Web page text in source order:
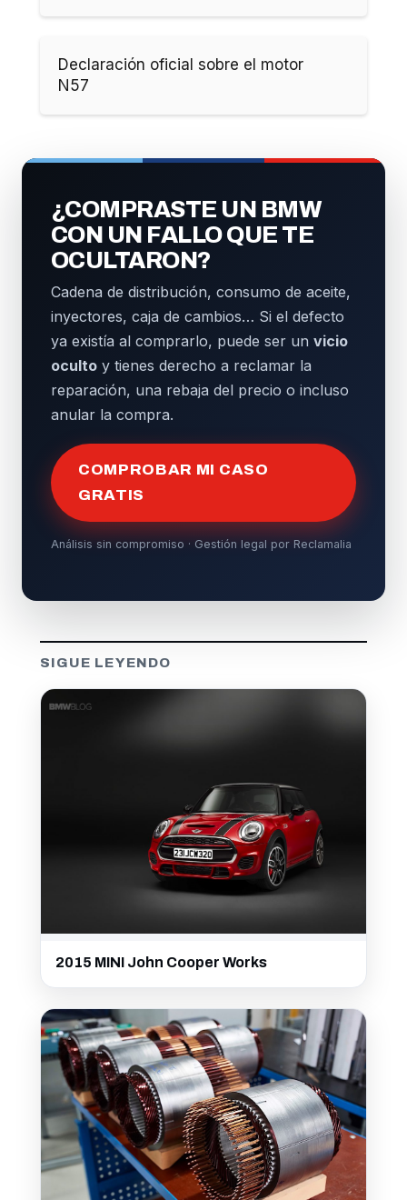
Declaración oficial sobre el motor
N57
¿COMPRASTE UN BMW
CON UN FALLO QUE TE
OCULTARON?
Cadena de distribución, consumo de aceite,
inyectores, caja de cambios… Si el defecto
ya existía al comprarlo, puede ser un vicio
oculto y tienes derecho a reclamar la
reparación, una rebaja del precio o incluso
anular la compra.
COMPROBAR MI CASO
GRATIS
Análisis sin compromiso · Gestión legal por Reclamalia
SIGUE LEYENDO
2015 MINI John Cooper Works